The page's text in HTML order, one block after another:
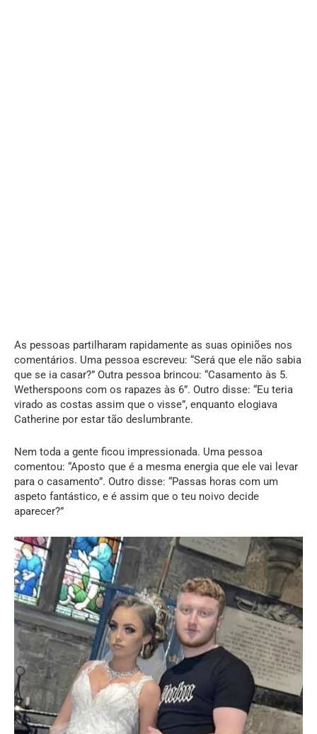
As pessoas partilharam rapidamente as suas opiniões nos
comentários. Uma pessoa escreveu: “Será que ele não sabia
que se ia casar?” Outra pessoa brincou: “Casamento às 5.
Wetherspoons com os rapazes às 6”. Outro disse: “Eu teria
virado as costas assim que o visse”, enquanto elogiava
Catherine por estar tão deslumbrante.
Nem toda a gente ficou impressionada. Uma pessoa
comentou: “Aposto que é a mesma energia que ele vai levar
para o casamento”. Outro disse: “Passas horas com um
aspeto fantástico, e é assim que o teu noivo decide
aparecer?”